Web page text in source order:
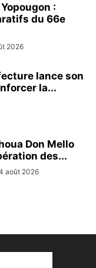
:
du 66e
2026
lance son
la...
Don Mello
des...
août 2026